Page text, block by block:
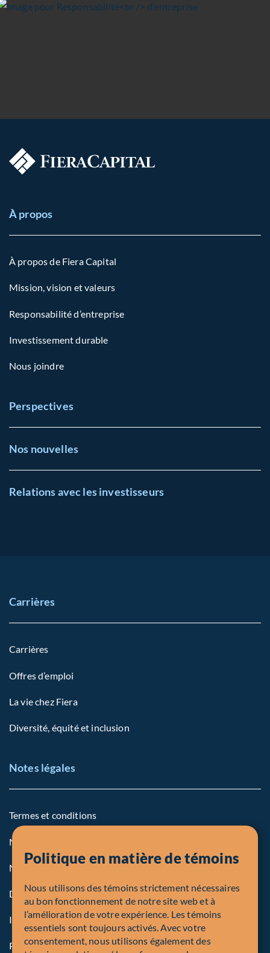
À propos
À propos de Fiera Capital
Mission, vision et valeurs
Responsabilité d’entreprise
Investissement durable
Nous joindre
Perspectives
Nos nouvelles
Relations avec les investisseurs
Carrières
Carrières
Offres d’emploi
La vie chez Fiera
Diversité, équité et inclusion
Notes légales
Termes et conditions
Notre politique sur les témoins
Note légale aux personnes des États-Unis
Dénonciation
Inscriptions et autorités
Procédure de plainte en bref
Politique en matière de témoins
Nous utilisons des témoins strictement nécessaires
au bon fonctionnement de notre site web et à
l’amélioration de votre expérience. Les témoins
essentiels sont toujours activés. Avec votre
consentement, nous utilisons également des